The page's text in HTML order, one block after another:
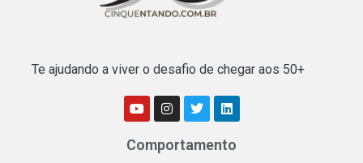
Te ajudando a viver o desafio de chegar aos 50+
Comportamento